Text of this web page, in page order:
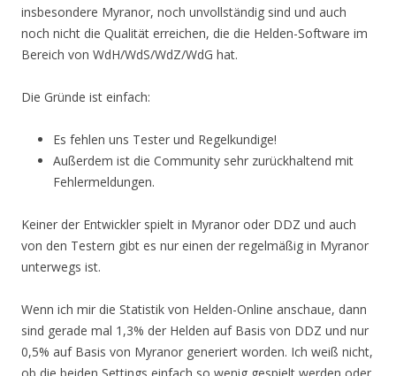
insbesondere Myranor, noch unvollständig sind und auch
noch nicht die Qualität erreichen, die die Helden-Software im
Bereich von WdH/WdS/WdZ/WdG hat.
Die Gründe ist einfach:
Es fehlen uns Tester und Regelkundige!
Außerdem ist die Community sehr zurückhaltend mit
Fehlermeldungen.
Keiner der Entwickler spielt in Myranor oder DDZ und auch
von den Testern gibt es nur einen der regelmäßig in Myranor
unterwegs ist.
Wenn ich mir die Statistik von Helden-Online anschaue, dann
sind gerade mal 1,3% der Helden auf Basis von DDZ und nur
0,5% auf Basis von Myranor generiert worden. Ich weiß nicht,